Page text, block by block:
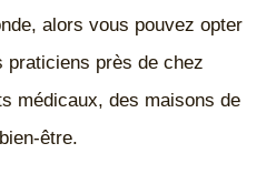
alors vous pouvez opter
praticiens près de chez
médicaux, des maisons de
être.